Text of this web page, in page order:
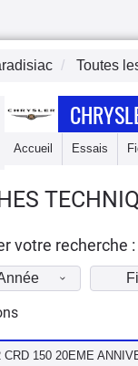
Toutes
Accueil Essais
votre recherche :
CRD 150 20EME